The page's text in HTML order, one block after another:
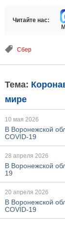
Читайте нас:
Сбер
Тема:
мире
10 мая 2026
В Воронежской
COVID-19
28 апреля 2026
В Воронежской
19
20 апреля 2026
В Воронежской
COVID-19